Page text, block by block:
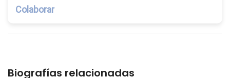
Colaborar
Biografías relacionadas